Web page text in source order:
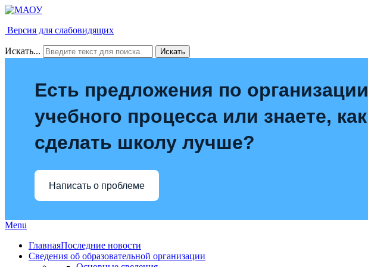
Версия для слабовидящих
Искать... Искать
Есть предложения по организации
учебного процесса или знаете, как
сделать школу лучше?
Написать о проблеме
Menu
ГлавнаяПоследние новости
Сведения об образовательной организации